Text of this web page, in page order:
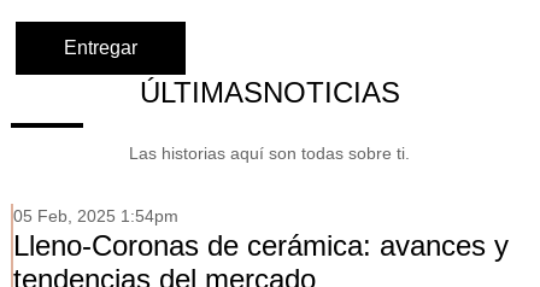
ÚLTIMASNOTICIAS
Las historias aquí son todas sobre ti.
y